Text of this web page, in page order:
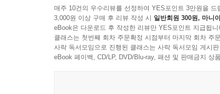
매주 10건의 우수리뷰를 선정하여 YES포인트 3만원을 드
3,000원 이상 구매 후 리뷰 작성 시 일반회원 300원, 마니
eBook은 다운로드 후 작성한 리뷰만 YES포인트 지급됩니
클래스는 첫번째 회차 주문확정 시점부터 마지막 회차 주
사락 독서모임으로 진행된 클래스는 사락 독서모임 게시
eBook 페이백, CD/LP, DVD/Blu-ray, 패션 및 판매금지 상